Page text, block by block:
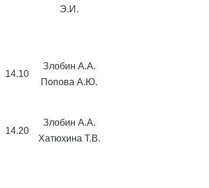
Э.И.
14.10
Злобин А.А.
Попова А.Ю.
14.20
Злобин А.А.
Хатюхина Т.В.